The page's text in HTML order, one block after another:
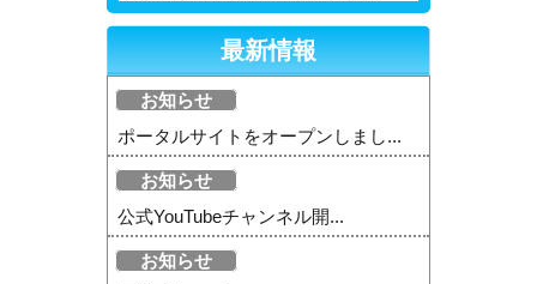
最新情報
お知らせ
ポータルサイトをオープンしまし...
お知らせ
公式YouTubeチャンネル開...
お知らせ